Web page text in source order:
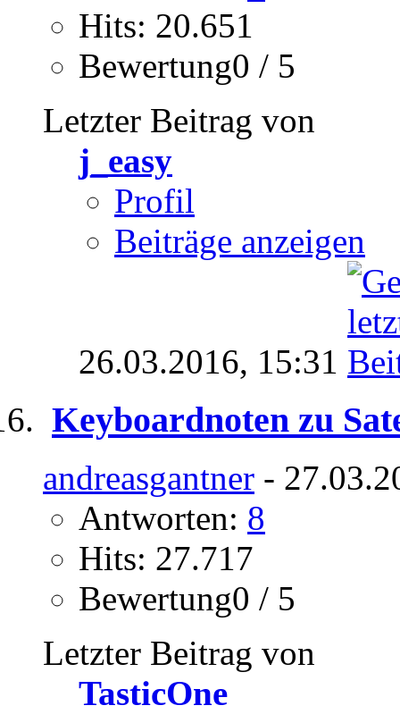
Hits: 20.651
Bewertung0 / 5
Letzter Beitrag von
j_easy
Profil
Beiträge anzeigen
26.03.2016, 15:31
Keyboardnoten zu
andreasgantner -
Antworten: 8
Hits: 27.717
Bewertung0 / 5
Letzter Beitrag von
TasticOne